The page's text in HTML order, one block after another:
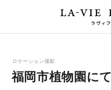
ロケーション撮影
福岡市植物園にて